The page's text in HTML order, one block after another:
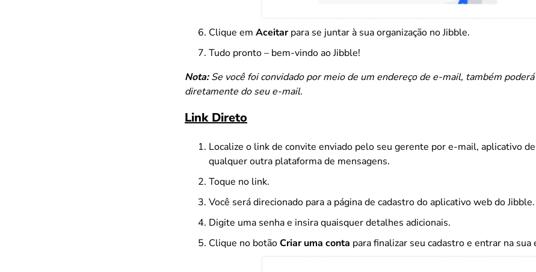
Clique em Aceitarpara se juntar à sua organização no Jibble.
Tudo pronto – bem-vindo ao Jibble!
Nota:Se você foi convidado por meio de um endereço de e-mail, também
diretamente do seu e-mail.
Link Direto
Localize o link de convite enviado pelo seu gerente por e-mail, aplicativo
qualquer outra plataforma de mensagens.
Toque no link.
Você será direcionado para a página de cadastro do aplicativo web do Jibble.
Digite uma senha e insira quaisquer detalhes adicionais.
Clique no botãoCriar uma conta para finalizar seu cadastro e entrar na sua